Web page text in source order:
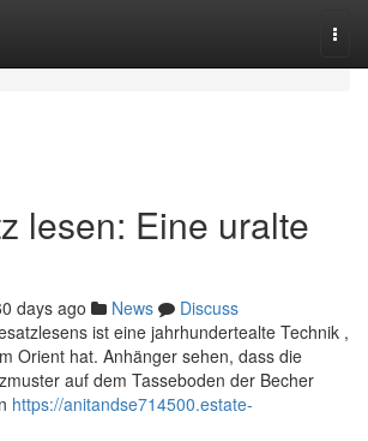
lesen: Eine uralte
days ago News
Discuss
ist eine jahrhundertealte Technik ,
Orient hat. Anhänger sehen, dass die
auf dem Tasseboden der Becher
https://anitandse714500.estate-